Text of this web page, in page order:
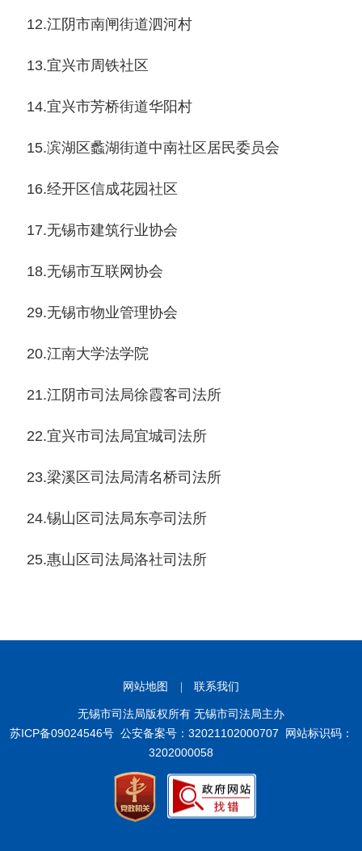
12.江阴市南闸街道泗河村
13.宜兴市周铁社区
14.宜兴市芳桥街道华阳村
15.滨湖区蠡湖街道中南社区居民委员会
16.经开区信成花园社区
17.无锡市建筑行业协会
18.无锡市互联网协会
29.无锡市物业管理协会
20.江南大学法学院
21.江阴市司法局徐霞客司法所
22.宜兴市司法局宜城司法所
23.梁溪区司法局清名桥司法所
24.锡山区司法局东亭司法所
25.惠山区司法局洛社司法所
网站地图 联系我们
无锡市司法局版权所有 无锡市司法局主办
苏ICP备09024546号 公安备案号：32021102000707 网站标识码：
3202000058